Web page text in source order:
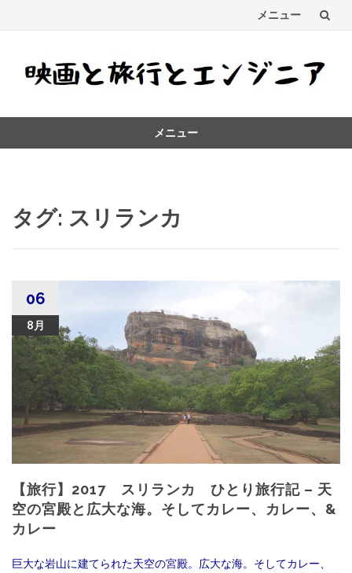
メニュー
ス
プ
メニュー
タグ: スリランカ
06
8月
【旅行】2017 スリランカ ひとり旅行記 – 天
空の宮殿と広大な海。そしてカレー、カレー、&
カレー
巨大な岩山に建てられた天空の宮殿。広大な海。そしてカレー、